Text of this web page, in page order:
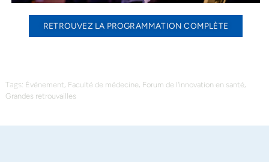
RETROUVEZ LA PROGRAMMATION COMPLÈTE
Tags: Événement , Faculté de médecine, Forum de l'innovation en santé,
Grandes retrouvailles